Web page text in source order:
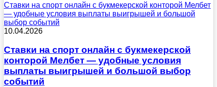
Ставки на спорт онлайн с букмекерской конторой Мелбет
— удобные условия выплаты выигрышей и большой
выбор событий
10.04.2026
Ставки на спорт онлайн с букмекерской
конторой Мелбет — удобные условия
выплаты выигрышей и большой выбор
событий